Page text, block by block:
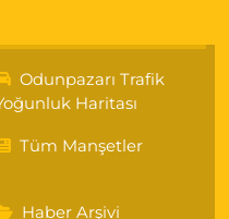
Odunpazarı Trafik
Haritası
Tüm Manşetler
Haber Arşivi